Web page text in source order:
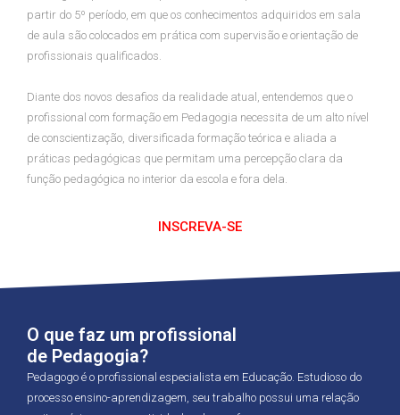
partir do 5º período, em que os conhecimentos adquiridos em sala
de aula são colocados em prática com supervisão e orientação de
profissionais qualificados.
Diante dos novos desafios da realidade atual, entendemos que o
profissional com formação em Pedagogia necessita de um alto nível
de conscientização, diversificada formação teórica e aliada a
práticas pedagógicas que permitam uma percepção clara da
função pedagógica no interior da escola e fora dela.
INSCREVA-SE
O que faz um profissional
de Pedagogia?
Pedagogo é o profissional especialista em Educação. Estudioso do
processo ensino-aprendizagem, seu trabalho possui uma relação